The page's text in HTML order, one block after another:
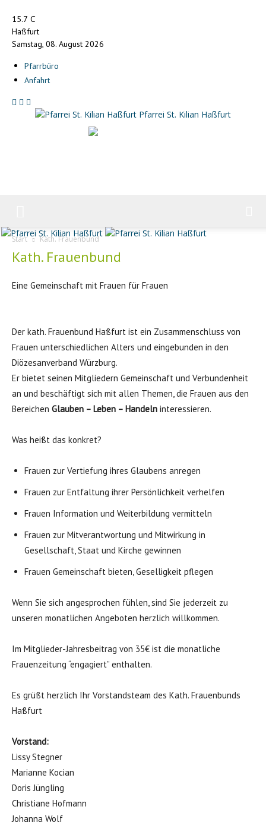
15.7 C
Haßfurt
Samstag, 08. August 2026
Pfarrbüro
Anfahrt
Pfarrei St. Kilian Haßfurt
Start Kath. Frauenbund
Kath. Frauenbund
Eine Gemeinschaft mit Frauen für Frauen
Der kath. Frauenbund Haßfurt ist ein Zusammenschluss von
Frauen unterschiedlichen Alters und eingebunden in den
Diözesanverband Würzburg.
Er bietet seinen Mitgliedern Gemeinschaft und Verbundenheit
an und beschäftigt sich mit allen Themen, die Frauen aus den
Bereichen Glauben – Leben – Handeln interessieren.
Was heißt das konkret?
Frauen zur Vertiefung ihres Glaubens anregen
Frauen zur Entfaltung ihrer Persönlichkeit verhelfen
Frauen Information und Weiterbildung vermitteln
Frauen zur Mitverantwortung und Mitwirkung in
Gesellschaft, Staat und Kirche gewinnen
Frauen Gemeinschaft bieten, Geselligkeit pflegen
Wenn Sie sich angesprochen fühlen, sind Sie jederzeit zu
unseren monatlichen Angeboten herzlich willkommen.
Im Mitglieder-Jahresbeitrag von 35€ ist die monatliche
Frauenzeitung “engagiert” enthalten.
Es grüßt herzlich Ihr Vorstandsteam des Kath. Frauenbunds
Haßfurt
Vorstand:
Lissy Stegner
Marianne Kocian
Doris Jüngling
Christiane Hofmann
Johanna Wolf